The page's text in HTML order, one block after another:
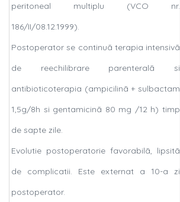
peritoneal multiplu (VCO nr.
186/II/08.12.1999).
Postoperator se continuã terapia intensivã
de reechilibrare parenteralã si
antibioticoterapia (ampicilinã + sulbactam
1,5g/8h si gentamicinã 80 mg /12 h) timp
de sapte zile.
Evolutie postoperatorie favorabilã, lipsitã
de complicatii. Este externat a 10-a zi
postoperator.